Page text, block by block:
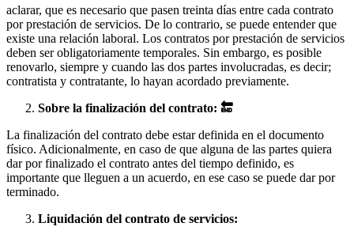
aclarar, que es necesario que pasen treinta días entre cada contrato
por prestación de servicios. De lo contrario, se puede entender que
existe una relación laboral. Los contratos por prestación de servicios
deben ser obligatoriamente temporales. Sin embargo, es posible
renovarlo, siempre y cuando las dos partes involucradas, es decir;
contratista y contratante, lo hayan acordado previamente.
Sobre la finalización del contrato: 🔚
La finalización del contrato debe estar definida en el documento
físico. Adicionalmente, en caso de que alguna de las partes quiera
dar por finalizado el contrato antes del tiempo definido, es
importante que lleguen a un acuerdo, en ese caso se puede dar por
terminado.
Liquidación del contrato de servicios: